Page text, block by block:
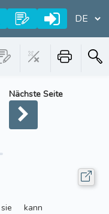
Nächste Seite
sie kann